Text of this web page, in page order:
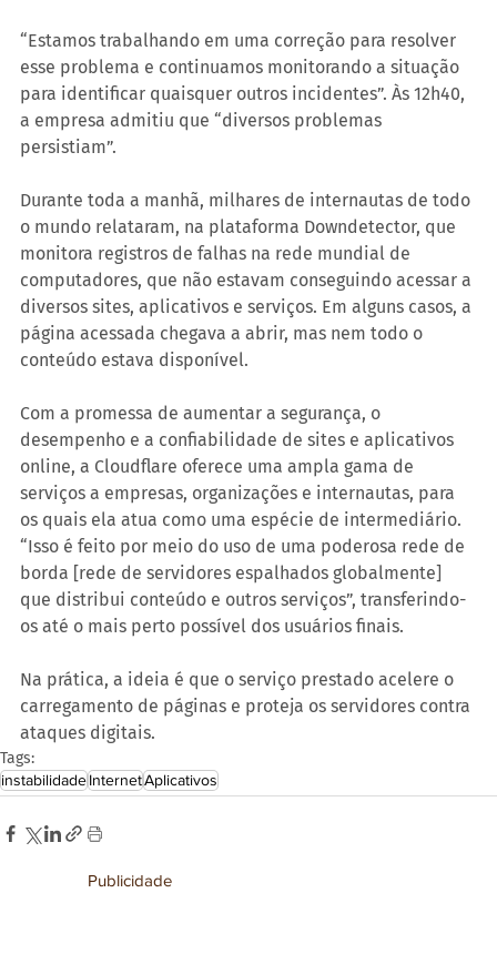
“Estamos trabalhando em uma correção para resolver
esse problema e continuamos monitorando a situação
para identificar quaisquer outros incidentes”. Às 12h40,
a empresa admitiu que “diversos problemas
persistiam”.
Durante toda a manhã, milhares de internautas de todo
o mundo relataram, na plataforma Downdetector, que
monitora registros de falhas na rede mundial de
computadores, que não estavam conseguindo acessar a
diversos sites, aplicativos e serviços. Em alguns casos, a
página acessada chegava a abrir, mas nem todo o
conteúdo estava disponível.
Com a promessa de aumentar a segurança, o
desempenho e a confiabilidade de sites e aplicativos
online, a Cloudflare oferece uma ampla gama de
serviços a empresas, organizações e internautas, para
os quais ela atua como uma espécie de intermediário.
“Isso é feito por meio do uso de uma poderosa rede de
borda [rede de servidores espalhados globalmente]
que distribui conteúdo e outros serviços”, transferindo-
os até o mais perto possível dos usuários finais.
Na prática, a ideia é que o serviço prestado acelere o
carregamento de páginas e proteja os servidores contra
ataques digitais.
Tags:
instabilidadeInternetAplicativos
Publicidade